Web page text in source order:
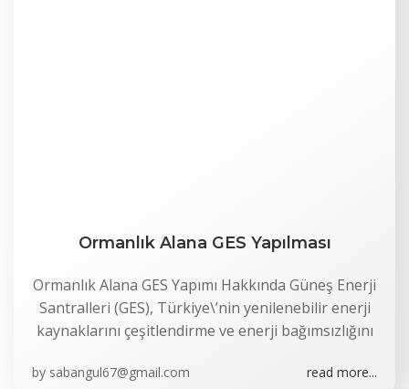
Ormanlık Alana GES Yapılması
Ormanlık Alana GES Yapımı Hakkında Güneş Enerji
Santralleri (GES), Türkiye\’nin yenilenebilir enerji
kaynaklarını çeşitlendirme ve enerji bağımsızlığını
by sabangul67@gmail.com read more...